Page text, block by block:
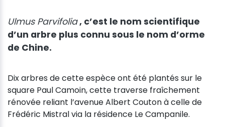
Ulmus Parvifolia, c’est le nom scientifique
d’un arbre plus connu sous le nom d’orme
de Chine.
Dix arbres de cette espèce ont été plantés sur le
square Paul Camoin, cette traverse fraîchement
rénovée reliant l’avenue Albert Couton à celle de
Frédéric Mistral via la résidence Le Campanile.